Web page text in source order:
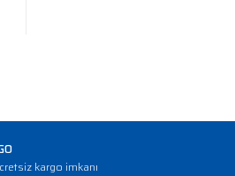
kargo imkanı